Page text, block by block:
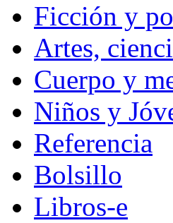
Ficción y
Artes,
Cuerpo y
Niños y
Referencia
Bolsillo
Libros-e